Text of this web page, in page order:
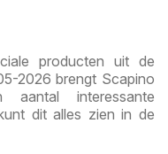
producten uit de
2026 brengt Scapino
interessante
dit alles zien in de